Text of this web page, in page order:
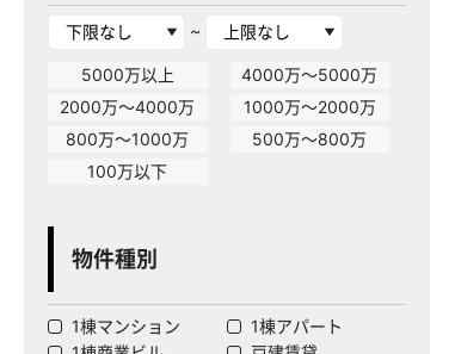
~
5000万以上
4000万～5000万
2000万～4000万
1000万～2000万
800万～1000万
500万～800万
100万以下
物件種別
1棟マンション
1棟アパート